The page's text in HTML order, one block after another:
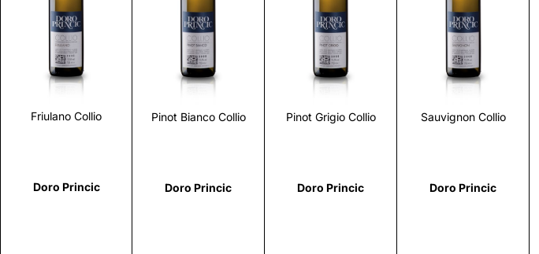
Friulano Collio
Doro Princic
Scopri
Pinot Bianco Collio
Doro Princic
Scopri
Pinot Grigio Collio
Doro Princic
Scopri
Sauvignon Collio
Doro Princic
Scopri